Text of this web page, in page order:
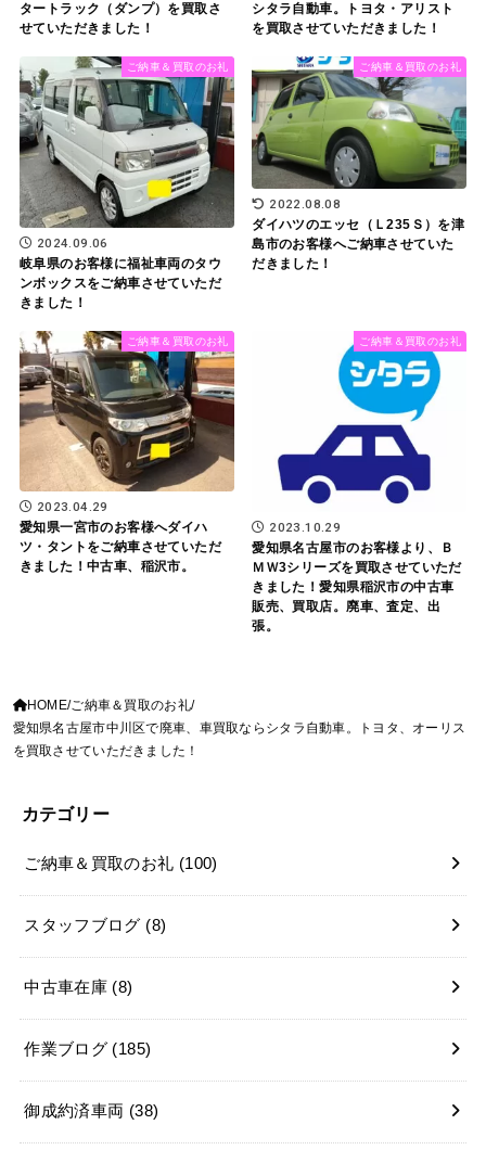
タートラック（ダンプ）を買取さ
せていただきました！
シタラ自動車。トヨタ・アリスト
を買取させていただきました！
ご納車＆買取のお礼
2024.09.06
岐阜県のお客様に福祉車両のタウ
ンボックスをご納車させていただ
きました！
ご納車＆買取のお礼
2022.08.08
ダイハツのエッセ（Ｌ235Ｓ）を津
島市のお客様へご納車させていた
だきました！
ご納車＆買取のお礼
2023.04.29
愛知県一宮市のお客様へダイハ
ツ・タントをご納車させていただ
きました！中古車、稲沢市。
ご納車＆買取のお礼
2023.10.29
愛知県名古屋市のお客様より、Ｂ
ＭＷ3シリーズを買取させていただ
きました！愛知県稲沢市の中古車
販売、買取店。廃車、査定、出
張。
HOME ご納車＆買取のお礼
愛知県名古屋市中川区で廃車、車買取ならシタラ自動車。トヨタ、オーリス
を買取させていただきました！
カテゴリー
ご納車＆買取のお礼 (100)
スタッフブログ (8)
中古車在庫 (8)
作業ブログ (185)
御成約済車両 (38)